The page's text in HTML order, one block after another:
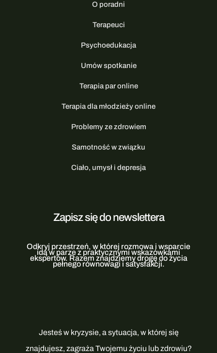
O poradni
Terapeuci
Psychoedukacja
Umów spotkanie
Terapia par online
Terapia dla młodzieży online
Problemy ze zdrowiem
Samotność w związku
Ciało, umysł i depresja
Zapisz się do newslettera
Odkryj przestrzeń, w której rozmowa i wsparcie
idą w parze z praktycznymi wskazówkami
ekspertów. Razem znajdziemy drogę do życia
pełnego równowagi i satysfakcji.
Jesteś w kryzysie, a sytuacja, w której się
znajdujesz, zagraża Twojemu życiu lub zdrowiu?